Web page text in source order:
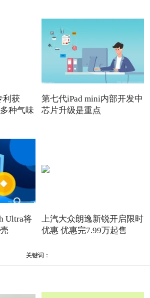
利获
种气味
第七代iPad mini内部开发中
芯片升级是重点
Ultra将
上汽大众朗逸新锐开启限时
优惠 优惠完7.99万起售
关键词：